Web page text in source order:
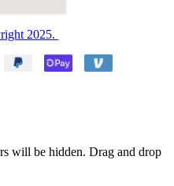
2025.
will be hidden. Drag and drop